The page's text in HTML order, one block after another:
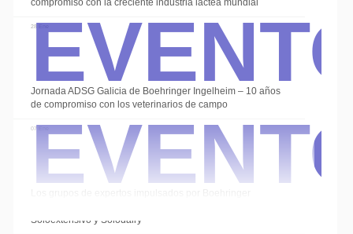
compromiso con la creciente industria láctea mundial
28 Ene
Jornada ADSG Galicia de Boehringer Ingelheim – 10 años
de compromiso con los veterinarios de campo
07 Ene
Soloextensivo y Solodairy